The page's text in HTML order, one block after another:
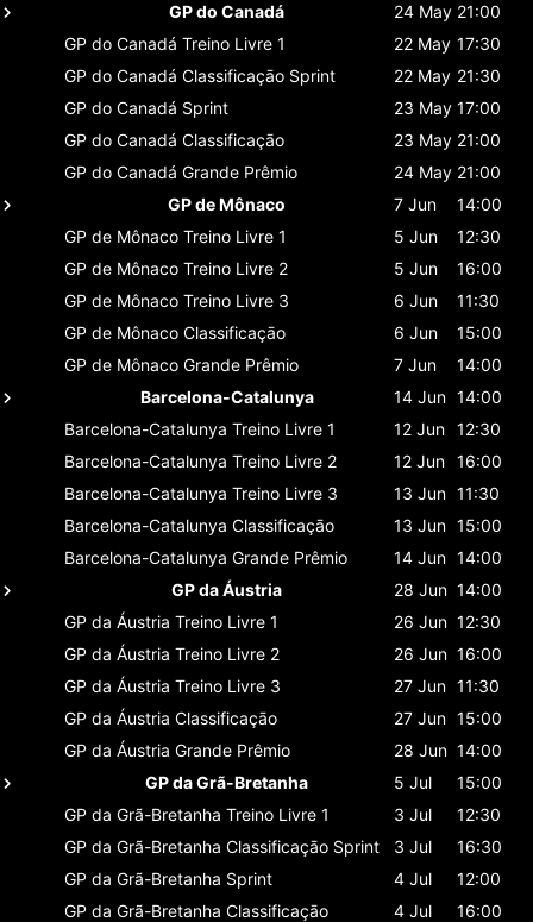
GP do Canadá
24 May 21:00
GP do Canadá Treino Livre 1 22 May 17:30
GP do Canadá Classificaçāo Sprint 22 May 21:30
GP do Canadá Sprint 23 May 17:00
GP do Canadá Classificaçāo 23 May 21:00
GP do Canadá Grande Prêmio 24 May 21:00
GP de Mônaco
7 Jun
14:00
GP de Mônaco Treino Livre 1 5 Jun
12:30
GP de Mônaco Treino Livre 2 5 Jun
16:00
GP de Mônaco Treino Livre 3 6 Jun
11:30
GP de Mônaco Classificaçāo 6 Jun
15:00
GP de Mônaco Grande Prêmio 7 Jun
14:00
Barcelona-Catalunya
14 Jun 14:00
Barcelona-Catalunya Treino Livre 1 12 Jun 12:30
Barcelona-Catalunya Treino Livre 2 12 Jun 16:00
Barcelona-Catalunya Treino Livre 3 13 Jun 11:30
Barcelona-Catalunya Classificaçāo 13 Jun 15:00
Barcelona-Catalunya Grande Prêmio 14 Jun 14:00
GP da Áustria
28 Jun 14:00
GP da Áustria Treino Livre 1 26 Jun 12:30
GP da Áustria Treino Livre 2 26 Jun 16:00
GP da Áustria Treino Livre 3 27 Jun 11:30
GP da Áustria Classificaçāo 27 Jun 15:00
GP da Áustria Grande Prêmio 28 Jun 14:00
GP da Grã-Bretanha
5 Jul
15:00
GP da Grã-Bretanha Treino Livre 1 3 Jul
12:30
GP da Grã-Bretanha Classificaçāo Sprint 3 Jul
16:30
GP da Grã-Bretanha Sprint 4 Jul
12:00
GP da Grã-Bretanha Classificaçāo 4 Jul
16:00